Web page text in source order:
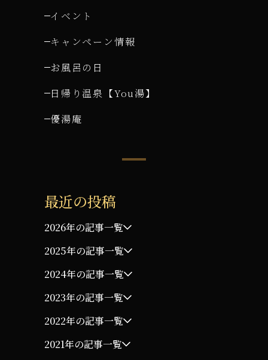
イベント
キャンペーン情報
お風呂の日
日帰り温泉【You湯】
優湯庵
最近の投稿
2026年の記事一覧
2025年の記事一覧
2024年の記事一覧
2023年の記事一覧
2022年の記事一覧
2021年の記事一覧